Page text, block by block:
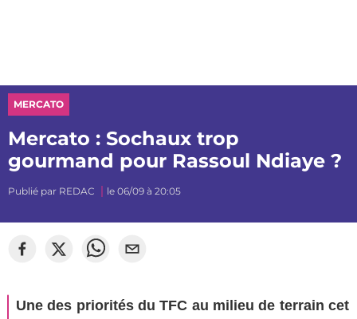
MERCATO
Mercato : Sochaux trop
gourmand pour Rassoul Ndiaye ?
Publié par REDAC le 06/09 à 20:05
Une des priorités du TFC au milieu de terrain cet